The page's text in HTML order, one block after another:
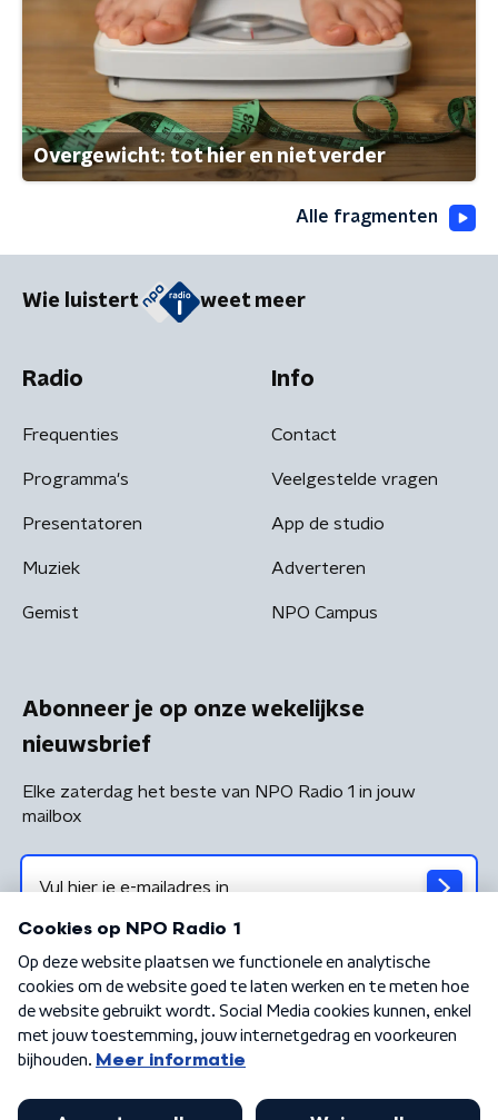
Overgewicht: tot hier en niet verder
Alle fragmenten
Wie luistert weet meer
Radio
Frequenties
Programma's
Presentatoren
Muziek
Gemist
Info
Contact
Veelgestelde vragen
App de studio
Adverteren
NPO Campus
Abonneer je op onze wekelijkse
nieuwsbrief
Elke zaterdag het beste van NPO Radio 1 in jouw
mailbox
Algemene voorwaarden